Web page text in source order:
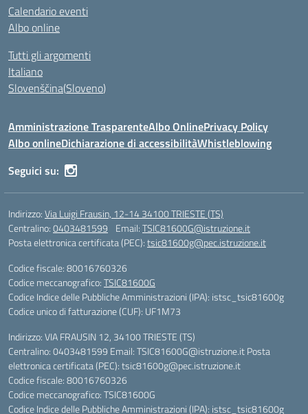
Calendario eventi
Albo online
Tutti gli argomenti
Italiano
Slovenščina(Sloveno)
Amministrazione TrasparenteAlbo OnlinePrivacy Policy
Albo onlineDichiarazione di accessibilitàWhistleblowing
Seguici su:
Indirizzo:Via Luigi Frausin, 12-14 34100 TRIESTE (TS)
Centralino:0403481599 Email:TSIC81600G@istruzione.it
Posta elettronica certificata (PEC):tsic81600g@pec.istruzione.it
Codice fiscale: 80016760326
Codice meccanografico:TSIC81600G
Codice Indice delle Pubbliche Amministrazioni (IPA): istsc_tsic81600g
Codice unico di fatturazione (CUF): UF1M73
Indirizzo: VIA FRAUSIN 12, 34100 TRIESTE (TS)
Centralino: 0403481599 Email: TSIC81600G@istruzione.it Posta
elettronica certificata (PEC): tsic81600g@pec.istruzione.it
Codice fiscale: 80016760326
Codice meccanografico: TSIC81600G
Codice Indice delle Pubbliche Amministrazioni (IPA): istsc_tsic81600g